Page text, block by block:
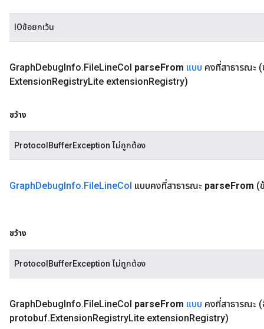
IOข้อยกเว้น
GraphDebugInfo.FileLineCol parseFrom แบบ คงที่สาธารณะ
ExtensionRegistryLite extensionRegistry)
ขว้าง
ProtocolBufferException ไม่ถูกต้อง
GraphDebugInfo.FileLineCol แบบคงที่สาธารณะ parseFrom (
ขว้าง
ProtocolBufferException ไม่ถูกต้อง
GraphDebugInfo.FileLineCol parseFrom แบบ คงที่สาธารณะ
protobuf.ExtensionRegistryLite extensionRegistry)